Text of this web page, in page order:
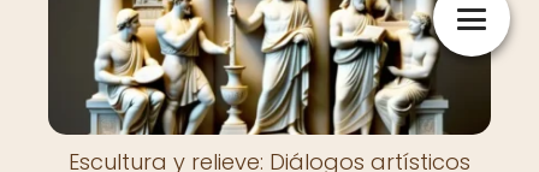
Escultura y relieve: Diálogos artísticos